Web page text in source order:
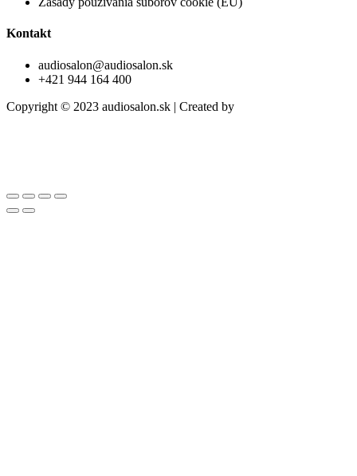
Kontakt
audiosalon@audiosalon.sk
+421 944 164 400
Copyright © 2023 audiosalon.sk | Created by